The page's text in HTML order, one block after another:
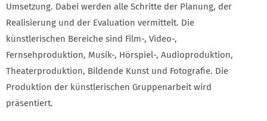
Umsetzung. Dabei werden alle Schritte der Planung, der
Realisierung und der Evaluation vermittelt. Die
künstlerischen Bereiche sind Film-, Video-,
Fernsehproduktion, Musik-, Hörspiel-, Audioproduktion,
Theaterproduktion, Bildende Kunst und Fotografie. Die
Produktion der künstlerischen Gruppenarbeit wird
präsentiert.